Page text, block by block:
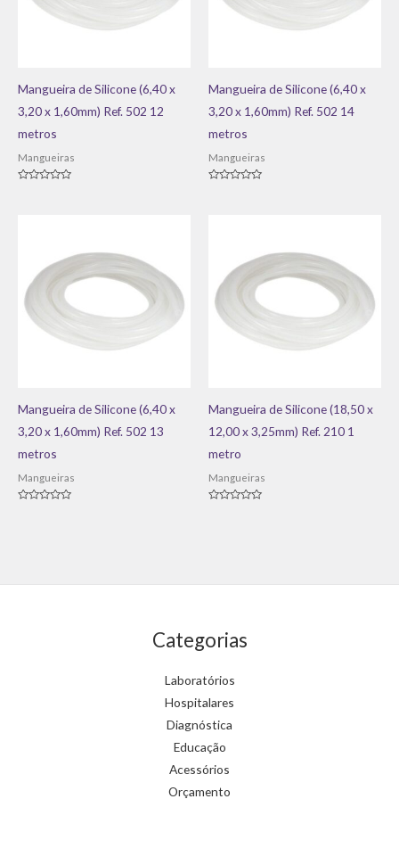
Mangueira de Silicone (6,40 x
3,20 x 1,60mm) Ref. 502 12
metros
Mangueiras
Mangueira de Silicone (6,40 x
3,20 x 1,60mm) Ref. 502 14
metros
Mangueiras
Mangueira de Silicone (6,40 x
3,20 x 1,60mm) Ref. 502 13
metros
Mangueiras
Mangueira de Silicone (18,50 x
12,00 x 3,25mm) Ref. 210 1
metro
Mangueiras
Categorias
Laboratórios
Hospitalares
Diagnóstica
Educação
Acessórios
Orçamento